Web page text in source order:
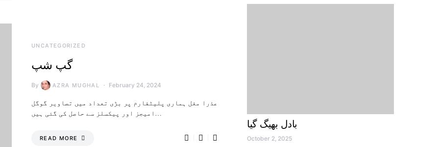
UNCATEGORIZED
گپ شپ
By AZRA MUGHAL February 24, 2024
عذرا مغل ہماری پلیٹفارم پر بڑی تعداد میں تصاویر گوگل
READ MORE
بادل بھیگ گیا
October 2, 2025